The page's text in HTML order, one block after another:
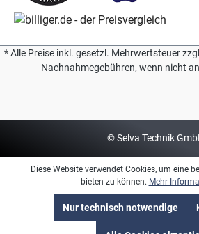
* Alle Preise inkl. gesetzl. Mehrwertsteuer
Nachnahmegebühren, wenn nicht
© Selva Technik
Diese Website verwendet Cookies, um eine
bieten zu können. Mehr
Nur technisch notwendige